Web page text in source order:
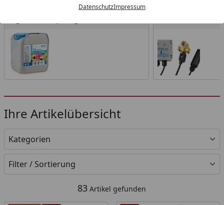
DatenschutzImpressum
Ihre Artikelübersicht
Kategorien
Filter / Sortierung
83 Artikel gefunden